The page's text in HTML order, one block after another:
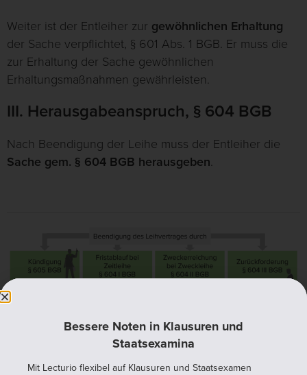
Weiter ist der Entleiher zur gewöhnlichen Erhaltung
der Sache verpflichtet, § 601 Abs. 1 BGB. Er muss die
zur Erhaltung der Sache gewöhnlichen
Erhaltungsmaßnahmen gewährleisten.
III. Herausgabeanspruch, § 604 BGB
Nach Beendigung der Leihe muss der Entleiher die
Sache gem. § 604 BGB herausgeben.
Bessere Noten in Klausuren und
Staatsexamina
Mit Lecturio flexibel auf Klausuren und Staatsexamen